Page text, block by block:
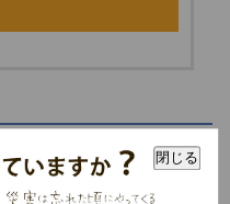
す。また、雨なども防ぐこ
閉じる